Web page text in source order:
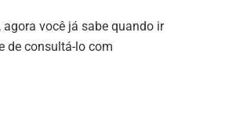
você já sabe quando ir
de consultá-lo com